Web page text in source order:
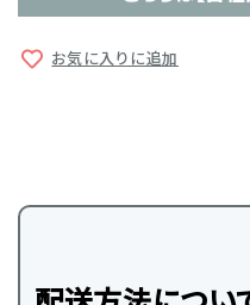
お気に入りに追加